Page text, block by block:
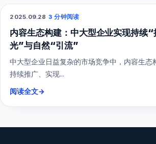
综合营销
2025.09.28 ·3 分钟阅读
内容生态构建：中大型企业实现持续
光”与自然“引流”
中大型企业日益复杂的市场竞争中，内容生态
持续推广、实现...
阅读全文→